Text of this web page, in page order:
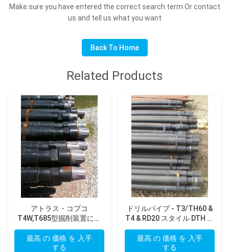
Make sure you have entered the correct search term Or contact
us and tell us what you want
Back To Home
Related Products
アトラス・コプコ
T4W,T685型掘削装置に使
用されたインゲルソール・
ランド・スタイル DTH掘削
管
最高 の 価格 を 入手
する
ドリルパイプ - T3/TH60 &
T4 & RD20 スタイル DTH ド
リルパイプ
最高 の 価格 を 入手
する